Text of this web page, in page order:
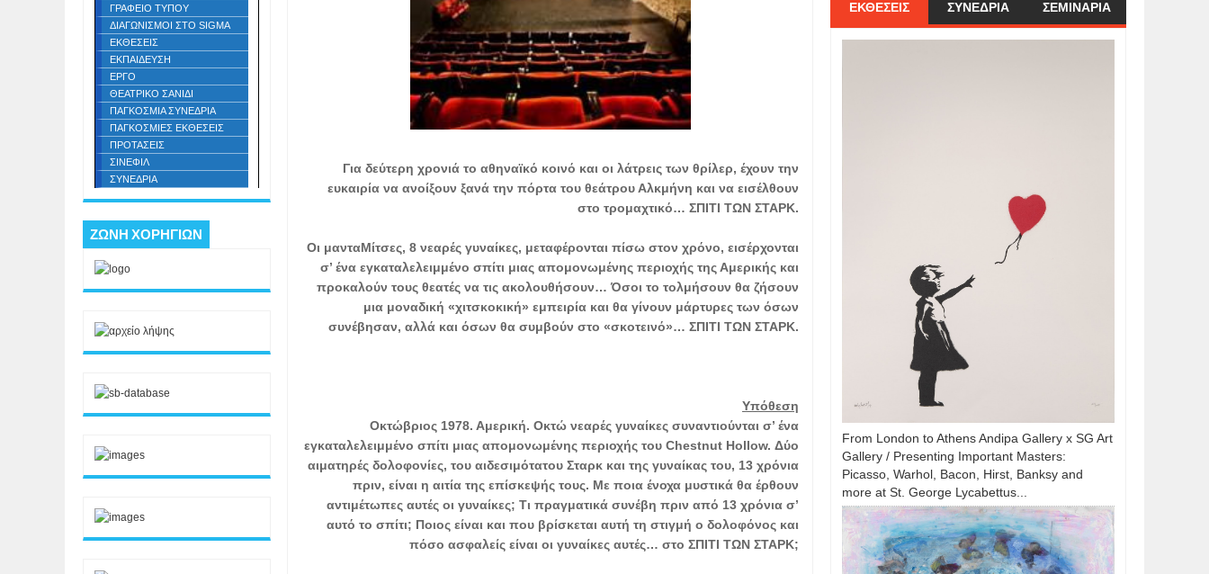
Για δεύτερη χρονιά το αθηναϊκό κοινό και οι λάτρεις των θρίλερ, έχουν την
ευκαιρία να ανοίξουν ξανά την πόρτα του θεάτρου Αλκμήνη και να εισέλθουν
στο τρομαχτικό… ΣΠΙΤΙ ΤΩΝ ΣΤΑΡΚ.
Οι μανταΜίτσες, 8 νεαρές γυναίκες, μεταφέρονται πίσω στον χρόνο, εισέρχονται
σ’ ένα εγκαταλελειμμένο σπίτι μιας απομονωμένης περιοχής της Αμερικής και
προκαλούν τους θεατές να τις ακολουθήσουν… Όσοι το τολμήσουν θα ζήσουν
μια μοναδική «χιτσκοκική» εμπειρία και θα γίνουν μάρτυρες των όσων
συνέβησαν, αλλά και όσων θα συμβούν στο «σκοτεινό»… ΣΠΙΤΙ ΤΩΝ ΣΤΑΡΚ.
Υπόθεση
Οκτώβριος 1978. Αμερική. Οκτώ νεαρές γυναίκες συναντιούνται σ’ ένα
εγκαταλελειμμένο σπίτι μιας απομονωμένης περιοχής του Chestnut Hollow. Δύο
αιματηρές δολοφονίες, του αιδεσιμότατου Σταρκ και της γυναίκας του, 13 χρόνια
πριν, είναι η αιτία της επίσκεψής τους. Με ποια ένοχα μυστικά θα έρθουν
αντιμέτωπες αυτές οι γυναίκες; Τι πραγματικά συνέβη πριν από 13 χρόνια σ’
αυτό το σπίτι; Ποιος είναι και που βρίσκεται αυτή τη στιγμή ο δολοφόνος και
πόσο ασφαλείς είναι οι γυναίκες αυτές… στο ΣΠΙΤΙ ΤΩΝ ΣΤΑΡΚ;
ΓΡΑΦΕΙΟ ΤΥΠΟΥ
ΔΙΑΓΩΝΙΣΜΟΙ ΣΤΟ SIGMA
ΕΚΘΕΣΕΙΣ
ΕΚΠΑΙΔΕΥΣΗ
ΕΡΓΟ
ΘΕΑΤΡΙΚΟ ΣΑΝΙΔΙ
ΠΑΓΚΟΣΜΙΑ ΣΥΝΕΔΡΙΑ
ΠΑΓΚΟΣΜΙΕΣ ΕΚΘΕΣΕΙΣ
ΠΡΟΤΑΣΕΙΣ
ΣΙΝΕΦΙΛ
ΣΥΝΕΔΡΙΑ
ΖΩΝΗ ΧΟΡΗΓΙΩΝ
ΕΚΘΕΣΕΙΣ ΣΥΝΕΔΡΙΑ ΣΕΜΙΝΑΡΙΑ
From London to Athens Andipa Gallery x SG Art
Gallery / Presenting Important Masters:
Picasso, Warhol, Bacon, Hirst, Banksy and
more at St. George Lycabettus...